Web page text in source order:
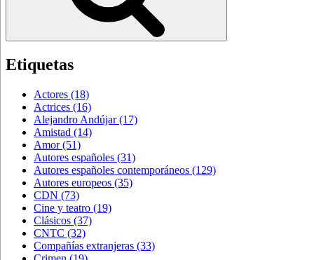
Etiquetas
Actores (18)
Actrices (16)
Alejandro Andújar(17)
Amistad (14)
Amor(51)
Autores españoles (31)
Autores españoles contemporáneos (129)
Autores europeos (35)
CDN (73)
Cine y teatro (19)
Clásicos (37)
CNTC (32)
Compañías extranjeras (33)